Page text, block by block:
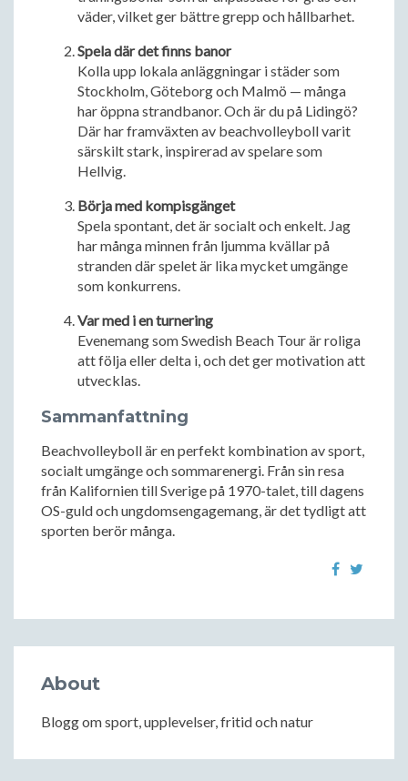
väder, vilket ger bättre grepp och hållbarhet.
Spela där det finns banor
Kolla upp lokala anläggningar i städer som
Stockholm, Göteborg och Malmö — många
har öppna strandbanor. Och är du på Lidingö?
Där har framväxten av beachvolleyboll varit
särskilt stark, inspirerad av spelare som
Hellvig.
Börja med kompisgänget
Spela spontant, det är socialt och enkelt. Jag
har många minnen från ljumma kvällar på
stranden där spelet är lika mycket umgänge
som konkurrens.
Var med i en turnering
Evenemang som Swedish Beach Tour är roliga
att följa eller delta i, och det ger motivation att
utvecklas.
Sammanfattning
Beachvolleyboll är en perfekt kombination av sport,
socialt umgänge och sommarenergi. Från sin resa
från Kalifornien till Sverige på 1970-talet, till dagens
OS-guld och ungdomsengagemang, är det tydligt att
sporten berör många.
About
Blogg om sport, upplevelser, fritid och natur